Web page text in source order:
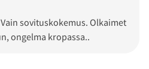
sovituskokemus. Olkaimet
ongelma kropassa..